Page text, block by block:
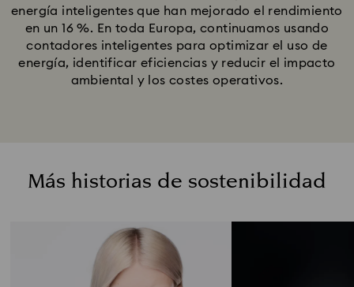
energía inteligentes que han mejorado el rendimiento
en un 16 %. En toda Europa, continuamos usando
contadores inteligentes para optimizar el uso de
energía, identificar eficiencias y reducir el impacto
ambiental y los costes operativos.
Más historias de sostenibilidad